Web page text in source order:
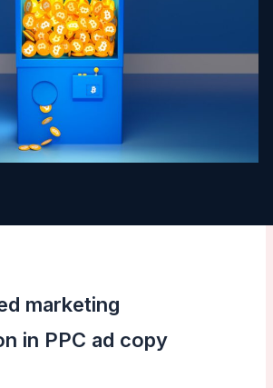
marketing
in PPC ad copy